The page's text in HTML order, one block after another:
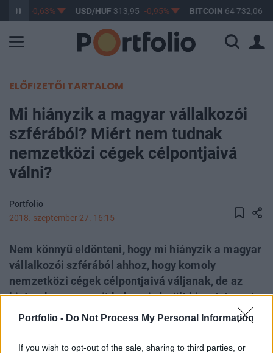
Portfolio - Do Not Process My Personal Information
If you wish to opt-out of the sale, sharing to third parties, or
-0,63% USD/HUF313,95 -0,95% BITCOIN64 732,06
ELŐFIZETŐI TARTALOM
Mi hiányzik a magyar vállalkozói
szférából? Miért nem tudnak
nemzetközi cégek célpontjaivá
válni?
Portfolio
2018. szeptember 27. 16:15
Nem könnyű eldönteni, hogy mi hiányzik a magyar
vállalkozói szférából ahhoz, hogy komoly
nemzetközi cégek célpontjaivá váljanak, de az
biztos, hogy van mit behozni, derült ki az Internet
Hungary egyik kerekasztal beszélgetésén. A panel
menedzserek hiánya, a befelé fordulás és az